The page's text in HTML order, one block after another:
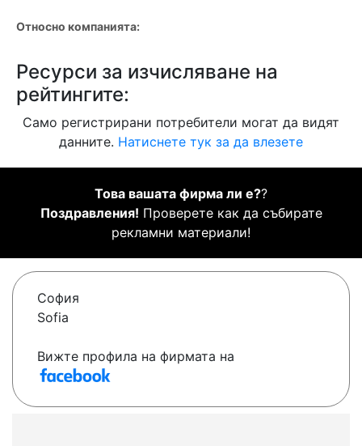
Относно компанията:
Ресурси за изчисляване на
рейтингите:
Само регистрирани потребители могат да видят
данните. Натиснете тук за да влезете
Това вашата фирма ли е??
Поздравления! Проверете как да събирате
рекламни материали!
София
Sofia
Вижте профила на фирмата на